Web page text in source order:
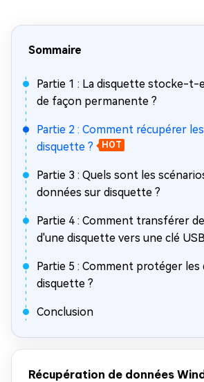
Sommaire
Partie 1 : La disquette stocke-t-
de façon permanente ?
Partie 2 : Comment récupérer
disquette ?
HOT
Partie 3 : Quels sont les
données sur disquette ?
Partie 4 : Comment transférer
d'une disquette vers une clé
Partie 5 : Comment protéger les
disquette ?
Conclusion
Récupération de données